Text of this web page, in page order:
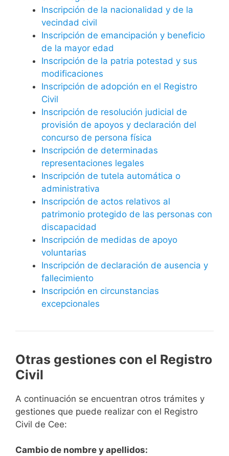
Inscripción de la nacionalidad y de la
vecindad civil
Inscripción de emancipación y beneficio
de la mayor edad
Inscripción de la patria potestad y sus
modificaciones
Inscripción de adopción en el Registro
Civil
Inscripción de resolución judicial de
provisión de apoyos y declaración del
concurso de persona física
Inscripción de determinadas
representaciones legales
Inscripción de tutela automática o
administrativa
Inscripción de actos relativos al
patrimonio protegido de las personas con
discapacidad
Inscripción de medidas de apoyo
voluntarias
Inscripción de declaración de ausencia y
fallecimiento
Inscripción en circunstancias
excepcionales
Otras gestiones con el Registro
Civil
A continuación se encuentran otros trámites y
gestiones que puede realizar con el Registro
Civil de Cee:
Cambio de nombre y apellidos: